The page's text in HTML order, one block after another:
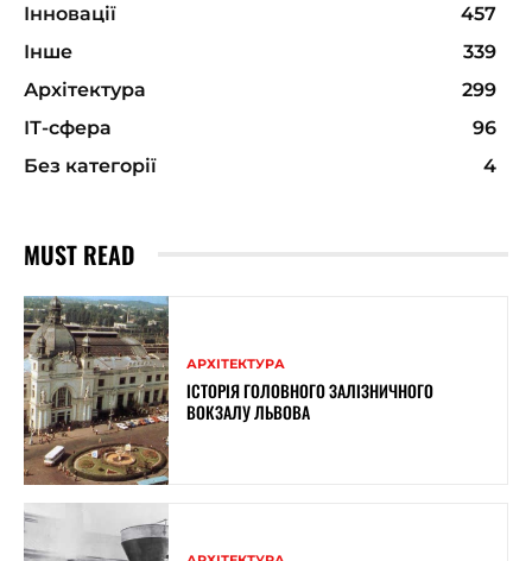
Інновації
457
Інше
339
Архітектура
299
ІТ-сфера
96
Без категорії
4
MUST READ
АРХІТЕКТУРА
ІСТОРІЯ ГОЛОВНОГО ЗАЛІЗНИЧНОГО
ВОКЗАЛУ ЛЬВОВА